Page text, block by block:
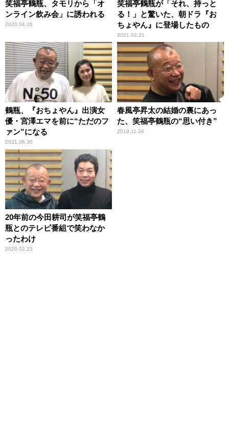
笑福亭鶴瓶、タモリから「オ
ンライン飲み会」に誘われる
2020.04.26
笑福亭鶴瓶が「それ、持っと
る！」と驚いた、朝ドラ『お
ちょやん』に登場したもの
2021.02.21
鶴瓶、『おちょやん』出演女
優・宮澤エマを前に“ただのフ
ァン”になる
2021.06.30
春風亭昇太の結婚の裏にあっ
た、笑福亭鶴瓶の“思い付き”
2019.11.24
20年前の今田耕司が笑福亭鶴
瓶とのテレビ番組で笑わなか
ったわけ
2020.02.23